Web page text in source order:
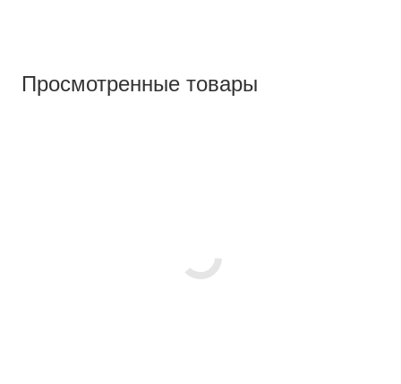
Просмотренные товары